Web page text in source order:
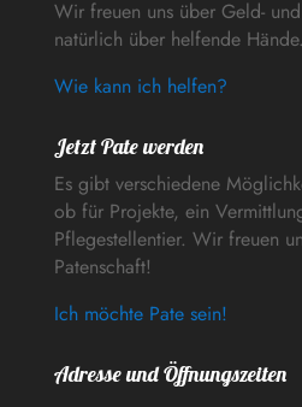
Wir freuen uns über Geld-
natürlich über helfende Hände.
Wie kann ich helfen?
Jetzt Pate werden
Es gibt verschiedene
ob für Projekte, ein
Pflegestellentier. Wir freuen
Patenschaft!
Ich möchte Pate sein!
Adresse und Öffnungszeiten